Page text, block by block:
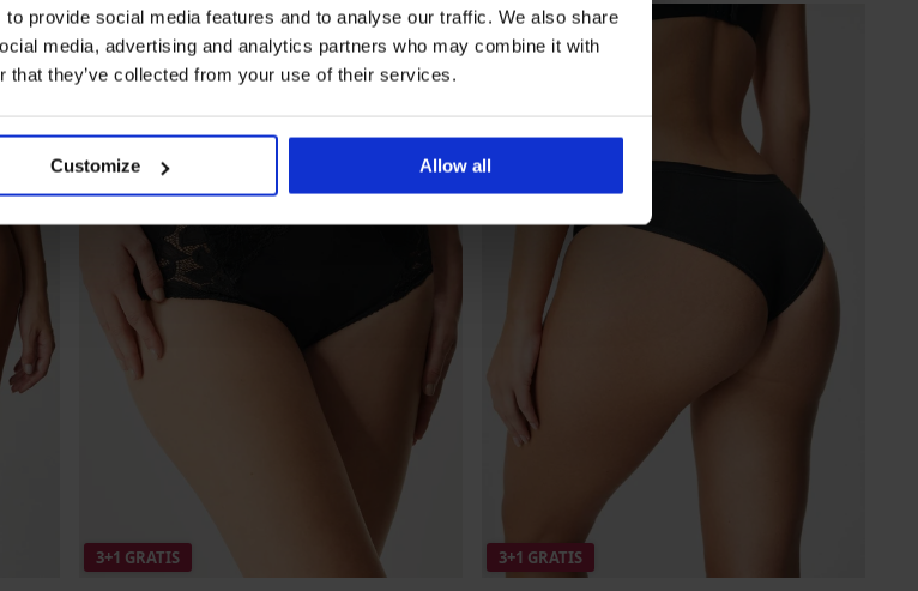
provide social media features and to analyse our traffic. We also share
media, advertising and analytics partners who may combine it with
that they’ve collected from your use of their services.
Customize Allow all
3+1 GRATIS 3+1 GRATIS